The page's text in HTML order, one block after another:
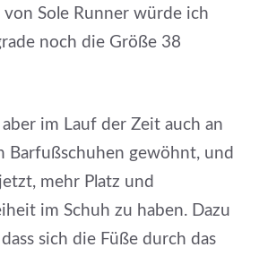
Sole Runner würde ich
noch die Größe 38
aber im Lauf der Zeit auch an
Barfußschuhen gewöhnt, und
mehr Platz und
im Schuh zu haben. Dazu
sich die Füße durch das